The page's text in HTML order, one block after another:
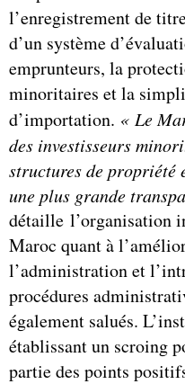
l’enregistrement de
d’un système
emprunteurs, la
minoritaires et la
d’importation. « Le
des investisseurs
structures de propriété
une plus grande
détaille l’organisation
Maroc quant à
l’administration et
procédures
également salués.
établissant un scroing
partie des points